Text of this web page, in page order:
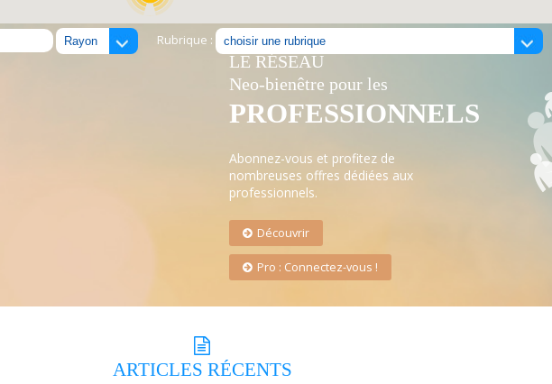
Rubrique :
LE RÉSEAU
Neo-bienêtre pour les
PROFESSIONNELS
Abonnez-vous et profitez de
nombreuses offres dédiées aux
professionnels.
Découvrir
Pro : Connectez-vous !
ARTICLES RÉCENTS